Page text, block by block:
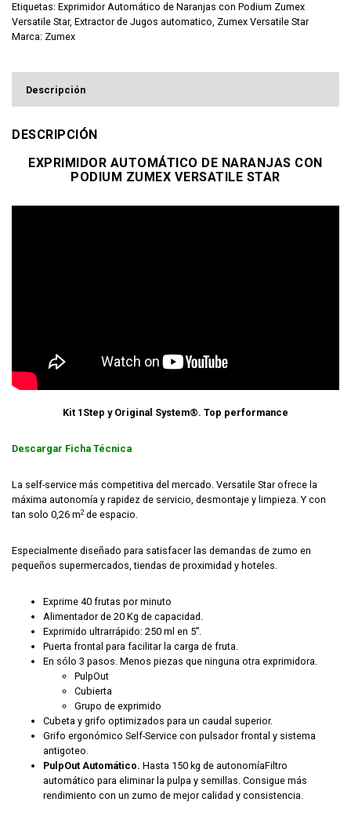
Etiquetas: Exprimidor Automático de Naranjas con Podium Zumex
Versatile Star, Extractor de Jugos automatico, Zumex Versatile Star
Marca: Zumex
Descripción
DESCRIPCIÓN
EXPRIMIDOR AUTOMÁTICO DE NARANJAS CON
PODIUM ZUMEX VERSATILE STAR
Kit 1Step y Original System®. Top performance
Descargar Ficha Técnica
La self-service más competitiva del mercado. Versatile Star ofrece la
máxima autonomía y rapidez de servicio, desmontaje y limpieza. Y con
tan solo 0,26 m2 de espacio.
Especialmente diseñado para satisfacer las demandas de zumo en
pequeños supermercados, tiendas de proximidad y hoteles.
Exprime 40 frutas por minuto
Alimentador de 20 Kg de capacidad.
Exprimido ultrarrápido: 250 ml en 5”.
Puerta frontal para facilitar la carga de fruta.
En sólo 3 pasos. Menos piezas que ninguna otra exprimidora.
PulpOut
Cubierta
Grupo de exprimido
Cubeta y grifo optimizados para un caudal superior.
Grifo ergonómico Self-Service con pulsador frontal y sistema
antigoteo.
PulpOut Automático. Hasta 150 kg de autonomíaFiltro
automático para eliminar la pulpa y semillas. Consigue más
rendimiento con un zumo de mejor calidad y consistencia.